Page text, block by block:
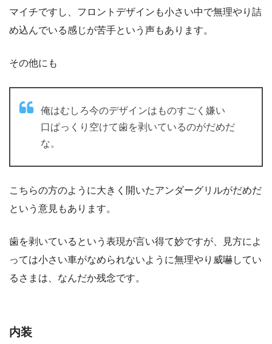
マイチですし、フロントデザインも小さい中で無理やり詰
め込んでいる感じが苦手という声もあります。
その他にも
俺はむしろ今のデザインはものすごく嫌い
口ぱっくり空けて歯を剥いているのがだめだ
な。
こちらの方のように大きく開いたアンダーグリルがだめだ
という意見もあります。
歯を剥いているという表現が言い得て妙ですが、見方によ
っては小さい車がなめられないように無理やり威嚇してい
るさまは、なんだか残念です。
内装